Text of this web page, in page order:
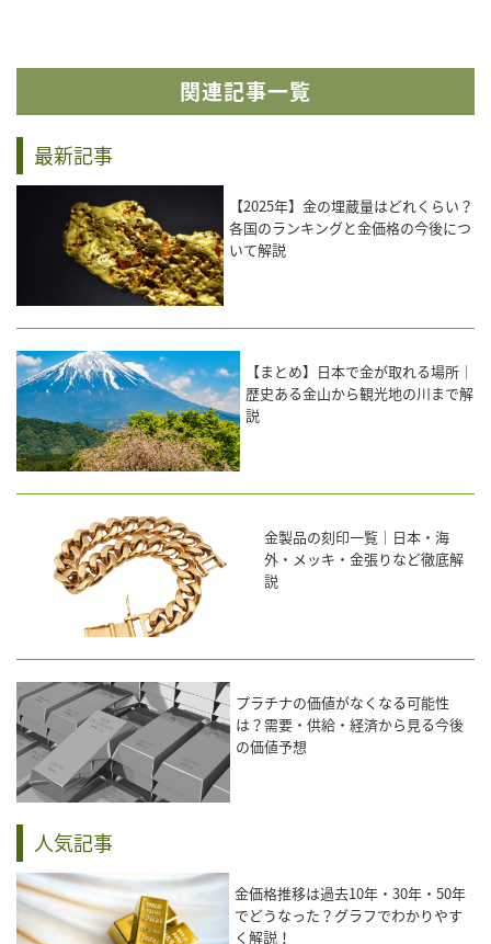
関連記事一覧
最新記事
【2025年】金の埋蔵量はどれくらい？
各国のランキングと金価格の今後につ
いて解説
【まとめ】日本で金が取れる場所｜
歴史ある金山から観光地の川まで解
説
金製品の刻印一覧｜日本・海
外・メッキ・金張りなど徹底解
説
プラチナの価値がなくなる可能性
は？需要・供給・経済から見る今後
の価値予想
人気記事
金価格推移は過去10年・30年・50年
でどうなった？グラフでわかりやす
く解説！